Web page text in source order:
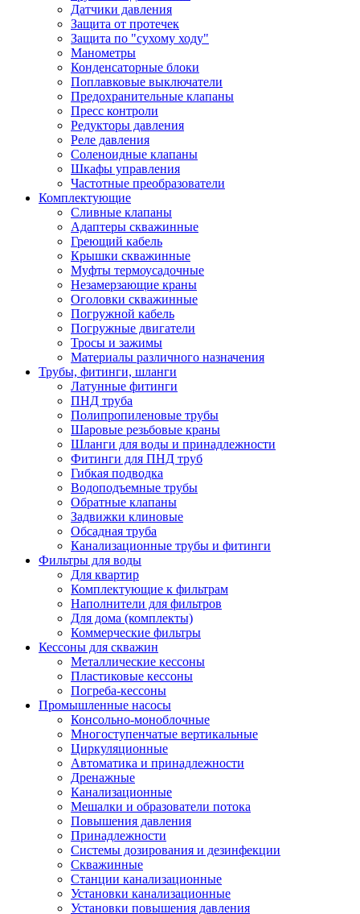
Датчики давления
Защита от протечек
Защита по "сухому ходу"
Манометры
Конденсаторные блоки
Поплавковые выключатели
Предохранительные клапаны
Пресс контроли
Редукторы давления
Реле давления
Соленоидные клапаны
Шкафы управления
Частотные преобразователи
Комплектующие
Сливные клапаны
Адаптеры скважинные
Греющий кабель
Крышки скважинные
Муфты термоусадочные
Незамерзающие краны
Оголовки скважинные
Погружной кабель
Погружные двигатели
Тросы и зажимы
Материалы различного назначения
Трубы, фитинги, шланги
Латунные фитинги
ПНД труба
Полипропиленовые трубы
Шаровые резьбовые краны
Шланги для воды и принадлежности
Фитинги для ПНД труб
Гибкая подводка
Водоподъемные трубы
Обратные клапаны
Задвижки клиновые
Обсадная труба
Канализационные трубы и фитинги
Фильтры для воды
Для квартир
Комплектующие к фильтрам
Наполнители для фильтров
Для дома (комплекты)
Коммерческие фильтры
Кессоны для скважин
Металлические кессоны
Пластиковые кессоны
Погреба-кессоны
Промышленные насосы
Консольно-моноблочные
Многоступенчатые вертикальные
Циркуляционные
Автоматика и принадлежности
Дренажные
Канализационные
Мешалки и образователи потока
Повышения давления
Принадлежности
Системы дозирования и дезинфекции
Скважинные
Станции канализационные
Установки канализационные
Установки повышения давления